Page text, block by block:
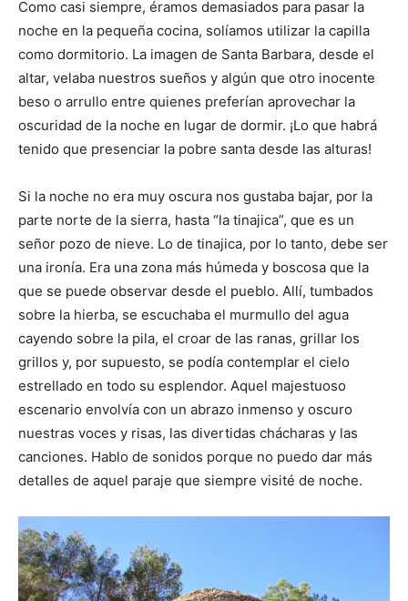
Como casi siempre, éramos demasiados para pasar la
noche en la pequeña cocina, solíamos utilizar la capilla
como dormitorio. La imagen de Santa Barbara, desde el
altar, velaba nuestros sueños y algún que otro inocente
beso o arrullo entre quienes preferían aprovechar la
oscuridad de la noche en lugar de dormir. ¡Lo que habrá
tenido que presenciar la pobre santa desde las alturas!
Si la noche no era muy oscura nos gustaba bajar, por la
parte norte de la sierra, hasta “la tinajica”, que es un
señor pozo de nieve. Lo de tinajica, por lo tanto, debe ser
una ironía. Era una zona más húmeda y boscosa que la
que se puede observar desde el pueblo. Allí, tumbados
sobre la hierba, se escuchaba el murmullo del agua
cayendo sobre la pila, el croar de las ranas, grillar los
grillos y, por supuesto, se podía contemplar el cielo
estrellado en todo su esplendor. Aquel majestuoso
escenario envolvía con un abrazo inmenso y oscuro
nuestras voces y risas, las divertidas chácharas y las
canciones. Hablo de sonidos porque no puedo dar más
detalles de aquel paraje que siempre visité de noche.